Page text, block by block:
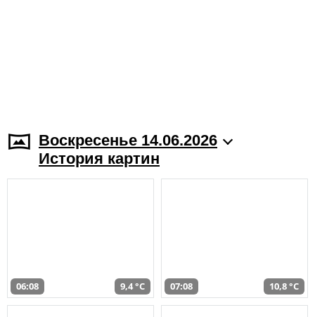
Воскресенье 14.06.2026
История картин
06:08 9,4 °C 07:08 10,8 °C